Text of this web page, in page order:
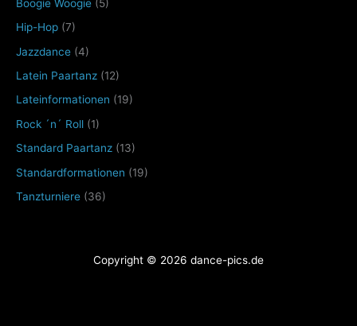
Boogie Woogie (5)
Hip-Hop (7)
Jazzdance (4)
Latein Paartanz (12)
Lateinformationen (19)
Rock ´n´ Roll (1)
Standard Paartanz (13)
Standardformationen (19)
Tanzturniere (36)
Copyright © 2026 dance-pics.de